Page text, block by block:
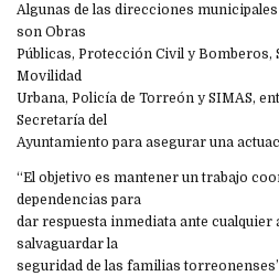
Algunas de las direcciones
son Obras
Públicas, Protección Civil y Bomberos,
Movilidad
Urbana, Policía de Torreón y SIMAS,
Secretaría del
Ayuntamiento para asegurar una
“El objetivo es mantener un trabajo
dependencias para
dar respuesta inmediata ante
salvaguardar la
seguridad de las familias